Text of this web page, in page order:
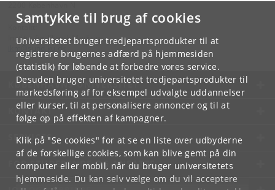
Samtykke til brug af cookies
Universitetet bruger tredjepartsprodukter til at
registrere brugernes adfærd på hjemmesiden
(statistik) for løbende at forbedre vores service.
Desuden bruger universitetet tredjepartsprodukter til
markedsføring af for eksempel udvalgte uddannelser
eller kurser, til at personalisere annoncer og til at
følge op på effekten af kampagner.
Klik på "Se cookies" for at se en liste over udbyderne
af de forskellige cookies, som kan blive gemt på din
computer eller mobil, når du bruger universitetets
hjemmeside. Du kan selv vælge om du vil acceptere
Institut for Klinisk Medicin
KØBENHAVNS UNIVERSITET
KONTAKT
SERVICES
FOR STUDERENDE OG ANSATTE